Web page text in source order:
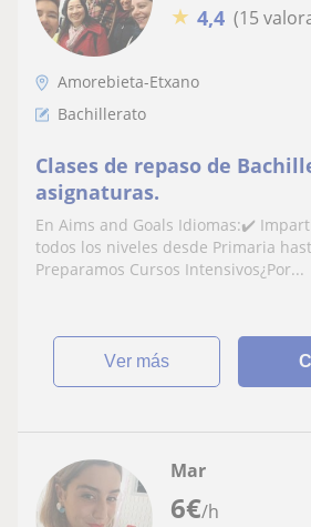
★ 4,4 (15
Amorebieta-Etxano
Bachillerato
Clases de repaso de
asignaturas.
En Aims and Goals Idiomas:✔️
todos los niveles desde Primaria
Preparamos Cursos Intensivos¿Por...
ver más
6€/h
Mar